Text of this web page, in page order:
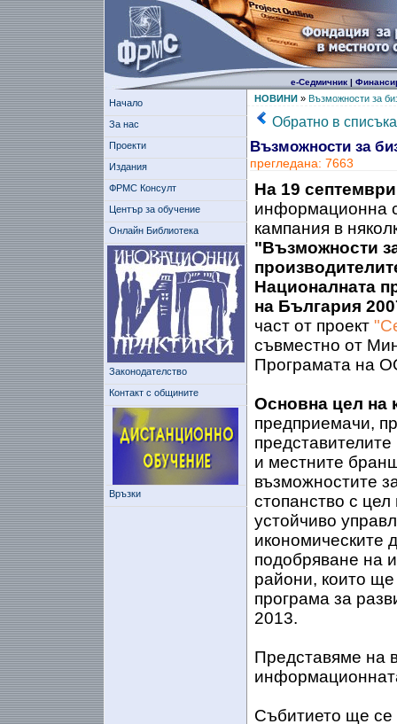
е-Седмичник|
Начало
За нас
Проекти
Издания
ФРМС Консулт
Център за обучение
Онлайн Библиотека
Законодателство
Контакт с общините
Връзки
НОВИНИ» Възможности за
Обратно в списъка
Възможности за
прегледана: 7663
На 19
информационна
кампания в
"Възможности
Националната
на България
част от проект
съвместно от
Програмата на
Основна цел на
предприемачи,
и местните
възможностите
стопанство с
устойчиво
икономическите
подобряване на
райони, които
програма за
2013.
Представяме на
Събитието ще